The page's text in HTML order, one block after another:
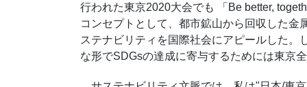
行われた東京2020大会でも 「 Be better,
コンセプトとして、都市鉱山から回収した
ステナビリティを国際社会にアピールした
な形でSDGsの達成に寄与するためには東京